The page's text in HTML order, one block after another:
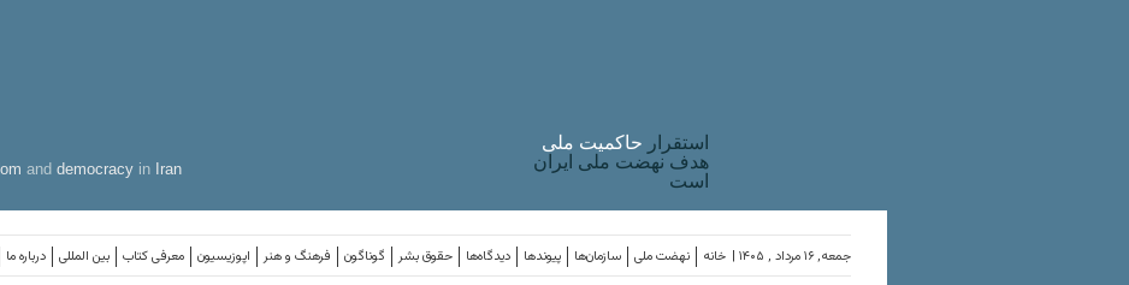
and democracy in Iran
استقرار حاکميت ملی
هدف نهضت ملی ایران
است
درباره ما بین المللی معرفی کتاب اپوزیسیون فرهنگ و هنر گوناگون حقوق بشر دیدگاه‌ها پیوندها سازمان‌ها نهضت ملی خانه جمعه, ۱۶ مرداد , ۱۴۰۵ |